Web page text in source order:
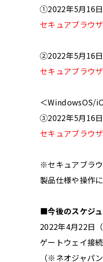
①2022年5月16日
セキュアブラウ
②2022年5月16日
セキュアブラウ
＜WindowsOS/
③2022年5月16日
セキュアブラウ
※セキュアブラ
製品仕様や操作
■今後のスケジ
2022年4月22日
ゲートウェイ接
（※ネオジャパ